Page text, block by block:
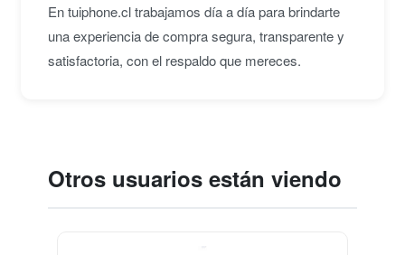
En tuiphone.cl trabajamos día a día para brindarte
una experiencia de compra segura, transparente y
satisfactoria, con el respaldo que mereces.
Otros usuarios están viendo